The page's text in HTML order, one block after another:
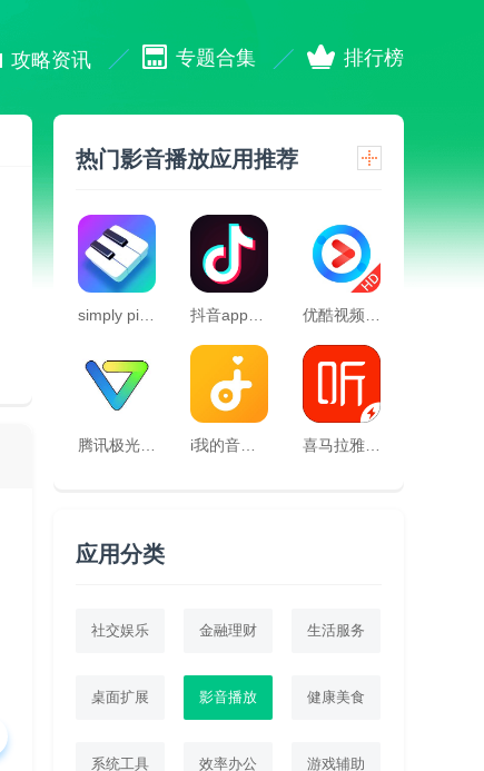
攻略资讯 专题合集 排行榜
热门影音播放应用推荐
应用分类
社交娱乐 金融理财 生活服务
桌面扩展 影音播放 健康美食
系统工具 效率办公 游戏辅助